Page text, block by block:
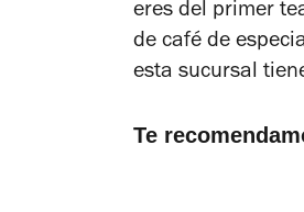
eres del primer
de café de
esta sucursal
Te